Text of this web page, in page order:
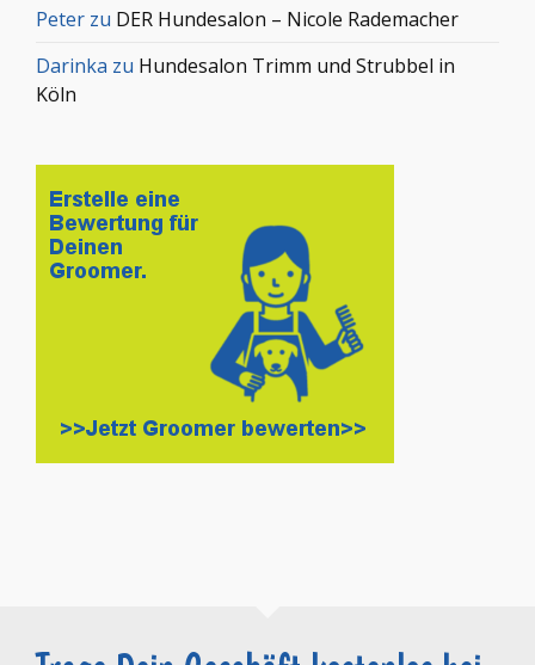
Peter zu DER Hundesalon – Nicole Rademacher
Darinka zu Hundesalon Trimm und Strubbel in
Köln